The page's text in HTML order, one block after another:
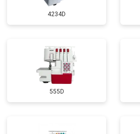
4234D
555D